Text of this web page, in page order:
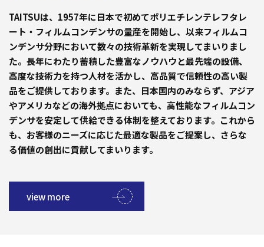
TAITSUは、1957年に日本で初めてポリエチレンテレフタレ
ート・フィルムコンデンサの量産を開始し、以来フィルムコ
ンデンサ分野において数々の技術革新を実現してまいりまし
た。長年にわたり蓄積した豊富なノウハウと最先端の設備、
高度な技術力を持つ人材を活かし、高品質で信頼性の高い製
品をご提供しております。また、日本国内のみならず、アジア
やアメリカなどの海外拠点においても、高性能なフィルムコン
デンサを安定して供給できる体制を整えております。これから
も、お客様のニーズに応じた最適な製品をご提案し、さらな
る価値の創出に貢献してまいります。
view more